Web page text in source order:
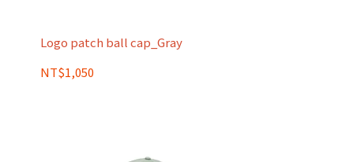
Logo patch ball cap_Gray
NT$1,050